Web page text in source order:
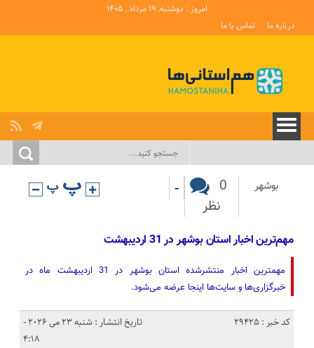
امروز : دوشنبه, ۱۹ مرداد , ۱۴۰۵
درباره ما
تماس با ما
بوشهر
0
نظر
-
مهم‌ترین اخبار استان بوشهر در 31 اردیبهشت
مهمترین اخبار منتشرشده استان بوشهر در 31 اردیبهشت ماه در
خبرگزاری‌ها و سایت‌ها اینجا عرضه می‌شود.
کد خبر : 29425
تاریخ انتشار : شنبه 23 می 2026 -
4:18